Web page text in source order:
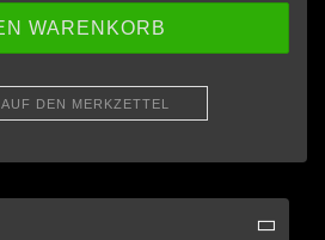
AUF DEN MERKZETTEL